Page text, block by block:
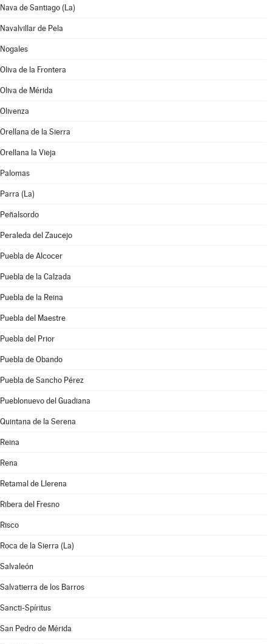
Nava de Santiago (La)
Navalvillar de Pela
Nogales
Oliva de la Frontera
Oliva de Mérida
Olivenza
Orellana de la Sierra
Orellana la Vieja
Palomas
Parra (La)
Peñalsordo
Peraleda del Zaucejo
Puebla de Alcocer
Puebla de la Calzada
Puebla de la Reina
Puebla del Maestre
Puebla del Prior
Puebla de Obando
Puebla de Sancho Pérez
Pueblonuevo del Guadiana
Quintana de la Serena
Reina
Rena
Retamal de Llerena
Ribera del Fresno
Risco
Roca de la Sierra (La)
Salvaleón
Salvatierra de los Barros
Sancti-Spíritus
San Pedro de Mérida